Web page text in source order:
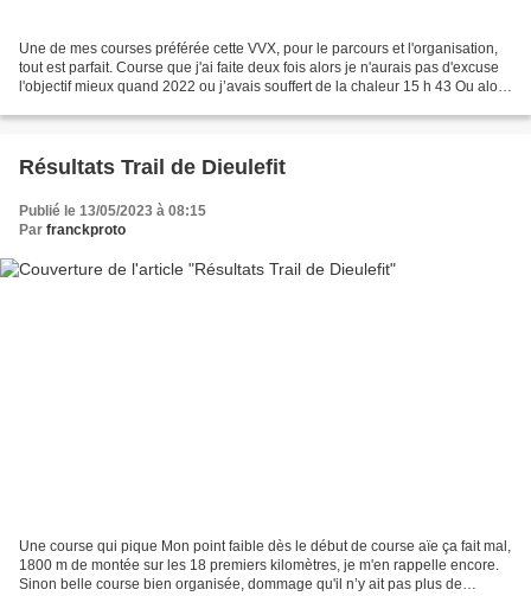
Une de mes courses préférée cette VVX, pour le parcours et l'organisation,
tout est parfait. Course que j'ai faite deux fois alors je n'aurais pas d'excuse
l'objectif mieux quand 2022 ou j’avais souffert de la chaleur 15 h 43 Ou alors
Résultats Trail de Dieulefit
Publié le 13/05/2023 à 08:15
Par franckproto
Une course qui pique Mon point faible dès le début de course aïe ça fait mal,
1800 m de montée sur les 18 premiers kilomètres, je m'en rappelle encore.
Sinon belle course bien organisée, dommage qu'il n’y ait pas plus de